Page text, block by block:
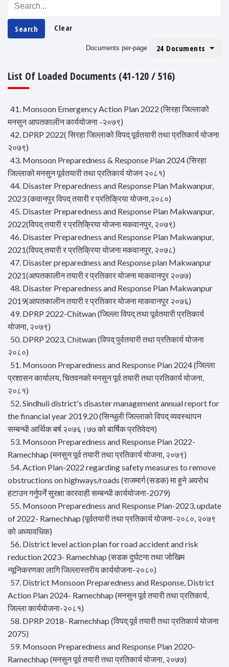
Search Clear
Documents per-page 24 Documents
List Of Loaded Documents (41-120 / 516)
41. Monsoon Emergency Action Plan 2022 (सिरहा जिल्लाको
मनसुन आपतकालीन कार्ययोजना -२०७९)
42. DPRP 2022( सिरहा जिल्लाको विपद् पूर्वतयारी तथा प्रतिकार्य योजना
२०७९)
43. Monsoon Preparedness & Response Plan 2024 (सिरहा
जिल्लाको मनसुन पूर्वतयारी तथा प्रतिकार्य योजन २०८१)
44. Disaster Preparedness and Response Plan Makwanpur,
2023 (कवानपुर विपद् तयारी र प्रतिक्रिया योजना,२०८०)
45. Disaster Preparedness and Response Plan Makwanpur,
2022(विपद् तयारी र प्रतिक्रिया योजना मकवानपुर, २०७९)
46. Disaster Preparedness and Response Plan Makwanpur,
2021(विपद् तयारी र प्रतिक्रिया योजना मकवानपुर, २०७८)
47. Disaster preparedness and Response plan Makwanpur
2021(आपतकालीन तयारी र प्रतिकार योजना माकवानपुर २०७७)
48. Disaster Preparedness and Response Plan Makwanpur
2019(आपतकालीन तयारी र प्रतिकार योजना माकवानपुर २०७६)
49. DPRP 2022-Chitwan (जिल्ला विपद् तथा पूर्वतयारी प्रतिकार्य
योजना, २०७९)
50. DPRP 2023, Chitwan (विपद् पुर्वतयारी तथा प्रतिकार्य योजना
२०८०)
51. Monsoon Preparedness and Response Plan 2024 (जिल्ला
प्रशासन कार्यालय, चितवनको मनसुन पूर्व तयारी तथा प्रतिकार्य योजना,
२०८१)
52. Sindhuli district's disaster management annual report for
the financial year 2019.20 (सिन्धुली जिल्लाको विपद् व्यवस्थापन
सम्बन्धी आर्थिक बर्ष २०७६।७७ को बार्षिक प्रतिवेदन)
53. Monsoon Preparedness and Response Plan 2022-
Ramechhap (मनसुन पूर्व तयारी तथा प्रतिकार्य योजना, २०७९)
54. Action Plan-2022 regarding safety measures to remove
obstructions on highways/roads (राजमार्ग (सडक) मा हुने अवरोध
हटाउन गर्नुपर्ने सुरक्षा कारवाही सम्बन्धी कार्ययोजना-2079)
55. Monsoon Preparedness and Response Plan-2023, update
of 2022- Ramechhap (पूर्वतयारी तथा प्रतिकार्य योजना-२०८०, २०७९
को अध्यावधिक)
56. District level action plan for road accident and risk
reduction 2023- Ramechhap (सडक दुर्घटना तथा जोखिम
न्यूनिकरणका लागि जिल्लास्तरीय कार्ययोजना-२०८०)
57. District Monsoon Preparedness and Response, District
Action Plan 2024- Ramechhap (मनसुन पूर्व तयारी तथा प्रतिकार्य,
जिल्ला कार्ययोजना-२०८१)
58. DPRP 2018- Ramechhap (विपद् पूर्व तयारी तथा प्रतिकार्य योजना
2075)
59. Monsoon Preparedness and Response Plan 2020-
Ramechhap (मनसुन पूर्व तयारी तथा प्रतिकार्य योजना, २०७७)